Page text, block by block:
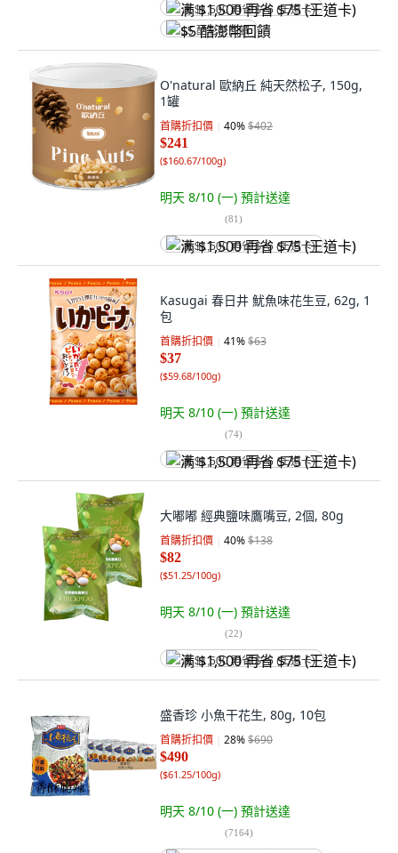
满 $1,500 再省 $75 (王道卡)
$5 酷澎幣回饋
O'natural 歐納丘 純天然松子, 150g,
1罐
首購折扣價 40%$402
$241
($160.67/100g)
明天 8/10 (一) 預計送達
(81)
满 $1,500 再省 $75 (王道卡)
Kasugai 春日井 魷魚味花生豆, 62g, 1
包
首購折扣價 41%$63
$37
($59.68/100g)
明天 8/10 (一) 預計送達
(74)
满 $1,500 再省 $75 (王道卡)
大嘟嘟 經典鹽味鷹嘴豆, 2個, 80g
首購折扣價 40%$138
$82
($51.25/100g)
明天 8/10 (一) 預計送達
(22)
满 $1,500 再省 $75 (王道卡)
盛香珍 小魚干花生, 80g, 10包
首購折扣價 28%$690
$490
($61.25/100g)
明天 8/10 (一) 預計送達
(7164)